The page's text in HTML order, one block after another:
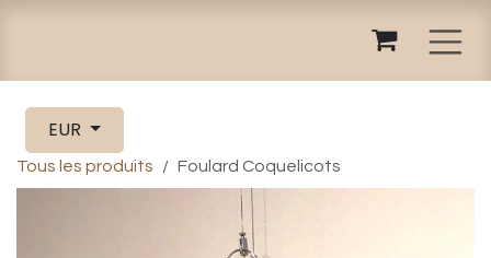
EUR
Tous les produits Foulard Coquelicots